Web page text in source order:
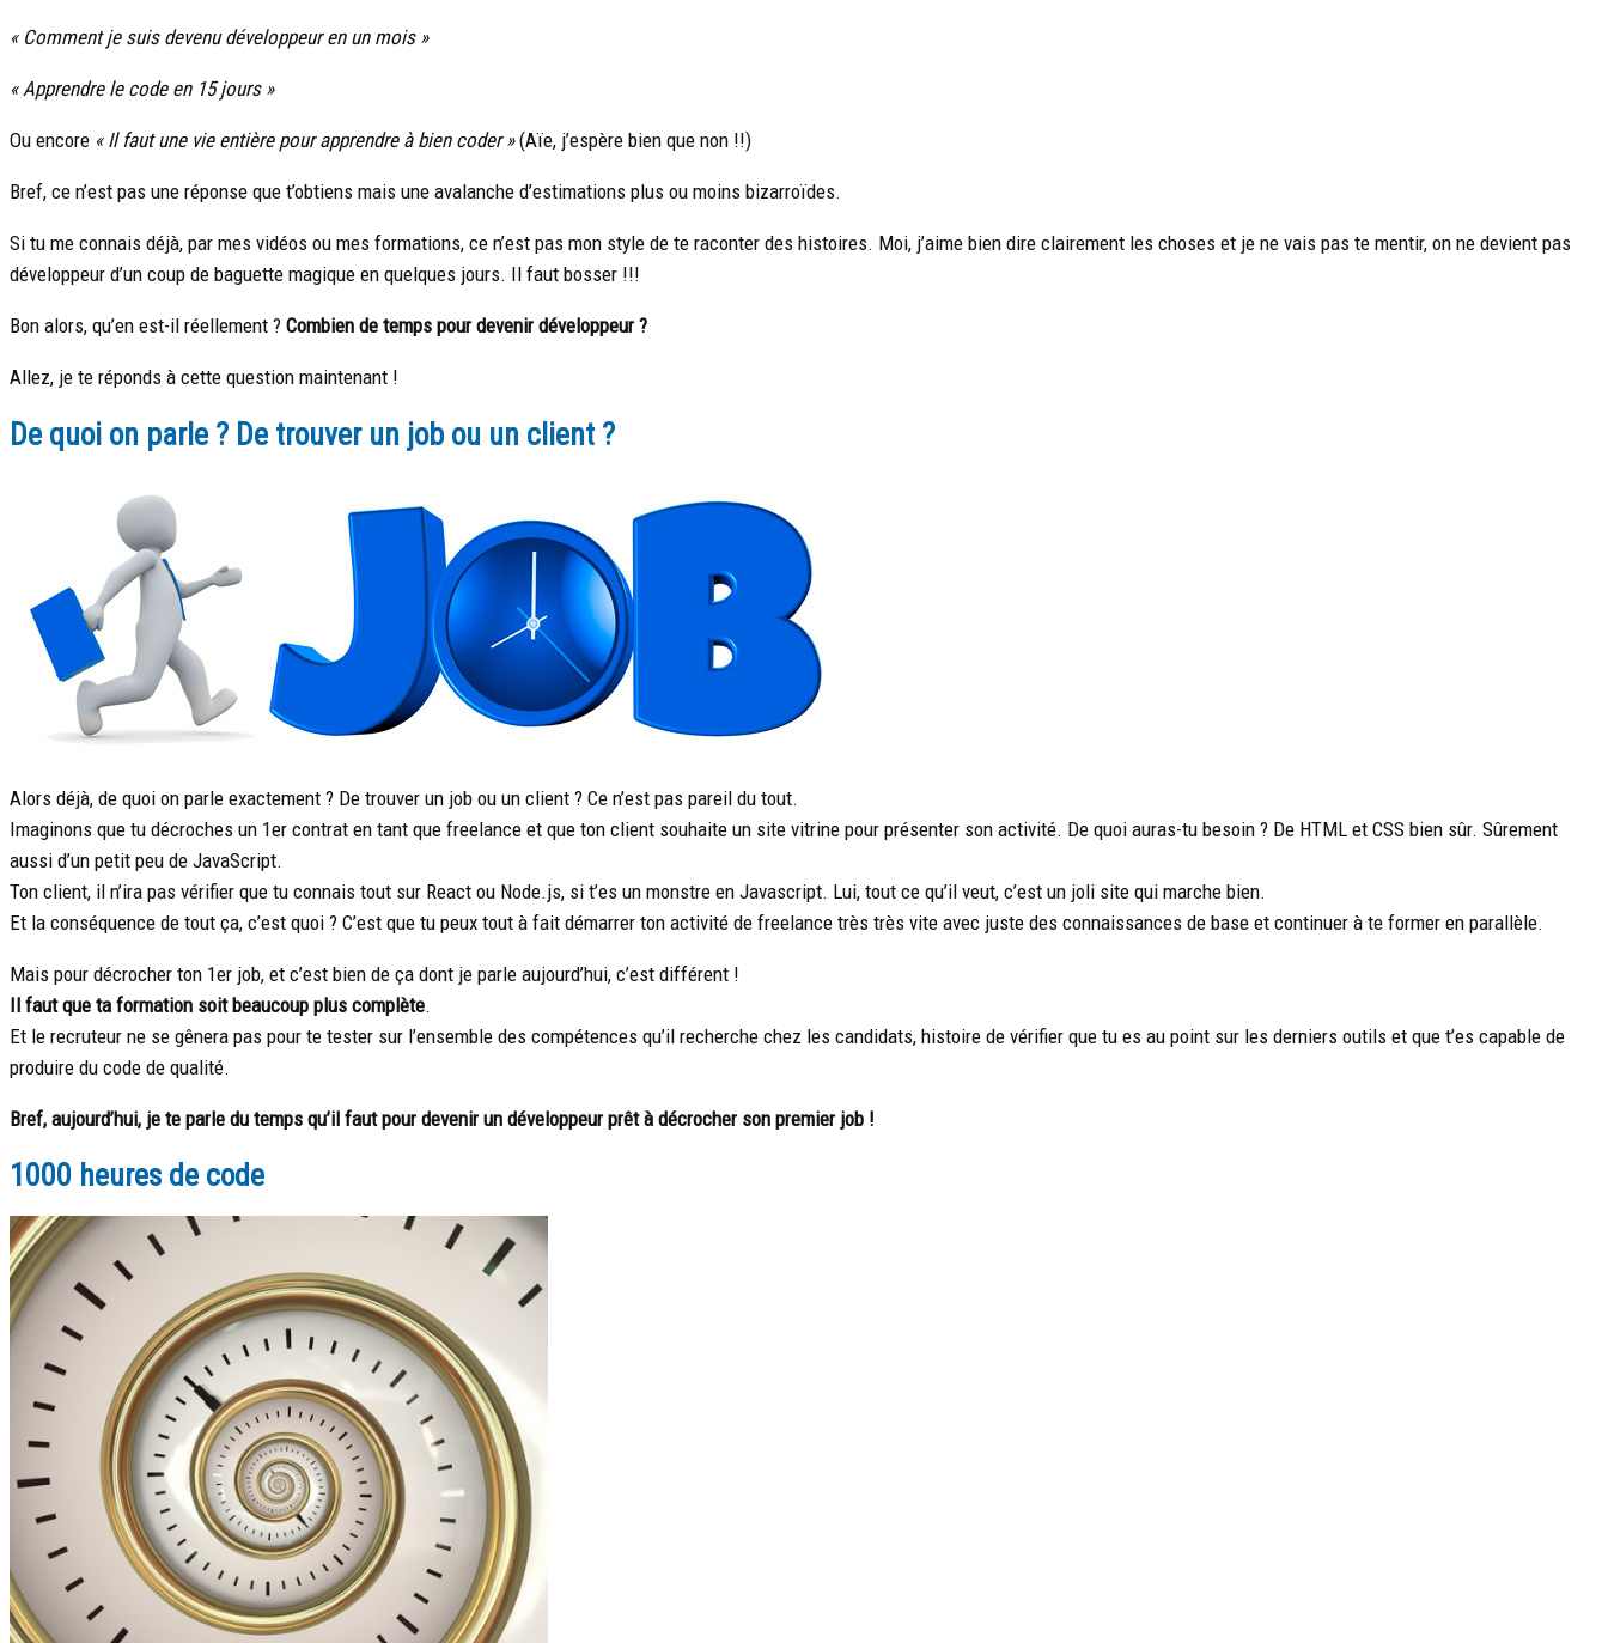
« Comment je suis devenu développeur en un mois »
« Apprendre le code en 15 jours »
Ou encore « Il faut une vie entière pour apprendre à bien coder »(Aïe, j’espère bien que non !!)
Bref, ce n’est pas une réponse que t’obtiens mais une avalanche d’estimations plus ou moins bizarroïdes.
Si tu me connais déjà, par mes vidéos ou mes formations, ce n’est pas mon style de te raconter des histoires. Moi, j’aime bien dire clairement les choses et je ne vais pas te mentir, on ne devient pas
développeur d’un coup de baguette magique en quelques jours. Il faut bosser !!!
Bon alors, qu’en est-il réellement ? Combien de temps pour devenir développeur ?
Allez, je te réponds à cette question maintenant !
De quoi on parle ? De trouver un job ou un client ?
Alors déjà, de quoi on parle exactement ? De trouver un job ou un client ? Ce n’est pas pareil du tout.
Imaginons que tu décroches un 1er contrat en tant que freelance et que ton client souhaite un site vitrine pour présenter son activité. De quoi auras-tu besoin ? De HTML et CSS bien sûr. Sûrement
aussi d’un petit peu de JavaScript.
Ton client, il n’ira pas vérifier que tu connais tout sur React ou Node.js, si t’es un monstre en Javascript. Lui, tout ce qu’il veut, c’est un joli site qui marche bien.
Et la conséquence de tout ça, c’est quoi ? C’est que tu peux tout à fait démarrer ton activité de freelance très très vite avec juste des connaissances de base et continuer à te former en parallèle.
Mais pour décrocher ton 1er job, et c’est bien de ça dont je parle aujourd’hui, c’est différent !
Il faut que ta formation soit beaucoup plus complète.
Et le recruteur ne se gênera pas pour te tester sur l’ensemble des compétences qu’il recherche chez les candidats, histoire de vérifier que tu es au point sur les derniers outils et que t’es capable de
produire du code de qualité.
Bref, aujourd’hui, je te parle du temps qu’il faut pour devenir un développeur prêt à décrocher son premier job !
1000 heures de code